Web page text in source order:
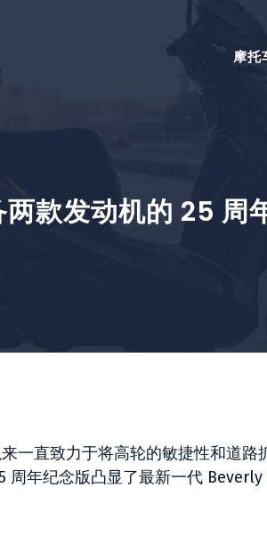
摩托
款发动机的 25 周
一直致力于将高轮的敏捷性和道路
周年纪念版凸显了最新一代 Beverly